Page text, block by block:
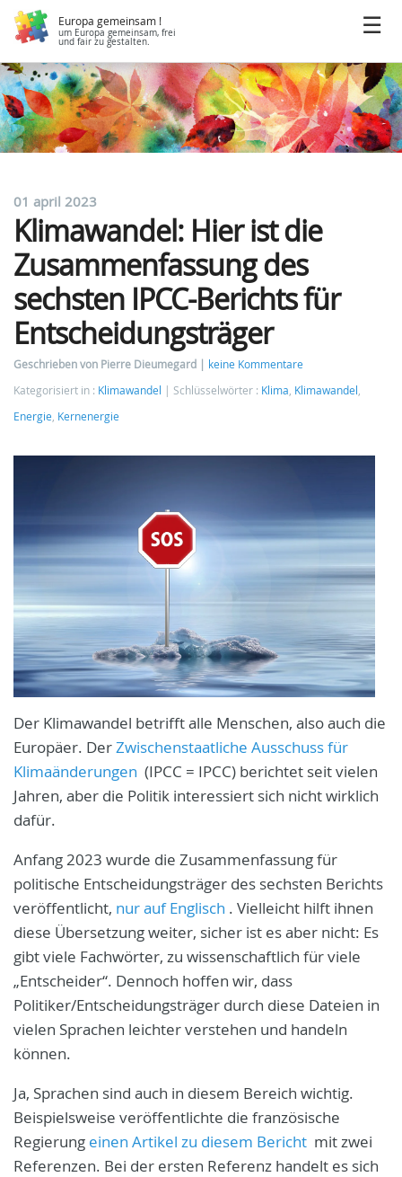
Europa gemeinsam !
um Europa gemeinsam, frei
und fair zu gestalten.
01 april 2023
Klimawandel: Hier ist die
Zusammenfassung des
sechsten IPCC-Berichts für
Entscheidungsträger
Geschrieben von Pierre Dieumegard
keine Kommentare
Kategorisiert in : Klimawandel Schlüsselwörter : Klima, Klimawandel ,
Energie, Kernenergie
Der Klimawandel betrifft alle Menschen, also auch die
Europäer. DerZwischenstaatliche Ausschuss für
Klimaänderungen (IPCC = IPCC) berichtet seit vielen
Jahren, aber die Politik interessiert sich nicht wirklich
dafür.
Anfang 2023 wurde die Zusammenfassung für
politische Entscheidungsträger des sechsten Berichts
veröffentlicht, nur auf Englisch . Vielleicht hilft ihnen
diese Übersetzung weiter, sicher ist es aber nicht: Es
gibt viele Fachwörter, zu wissenschaftlich für viele
„Entscheider“. Dennoch hoffen wir, dass
Politiker/Entscheidungsträger durch diese Dateien in
vielen Sprachen leichter verstehen und handeln
können.
Ja, Sprachen sind auch in diesem Bereich wichtig.
Beispielsweise veröffentlichte die französische
Regierung einen Artikel zu diesem Bericht mit zwei
Referenzen. Bei der ersten Referenz handelt es sich